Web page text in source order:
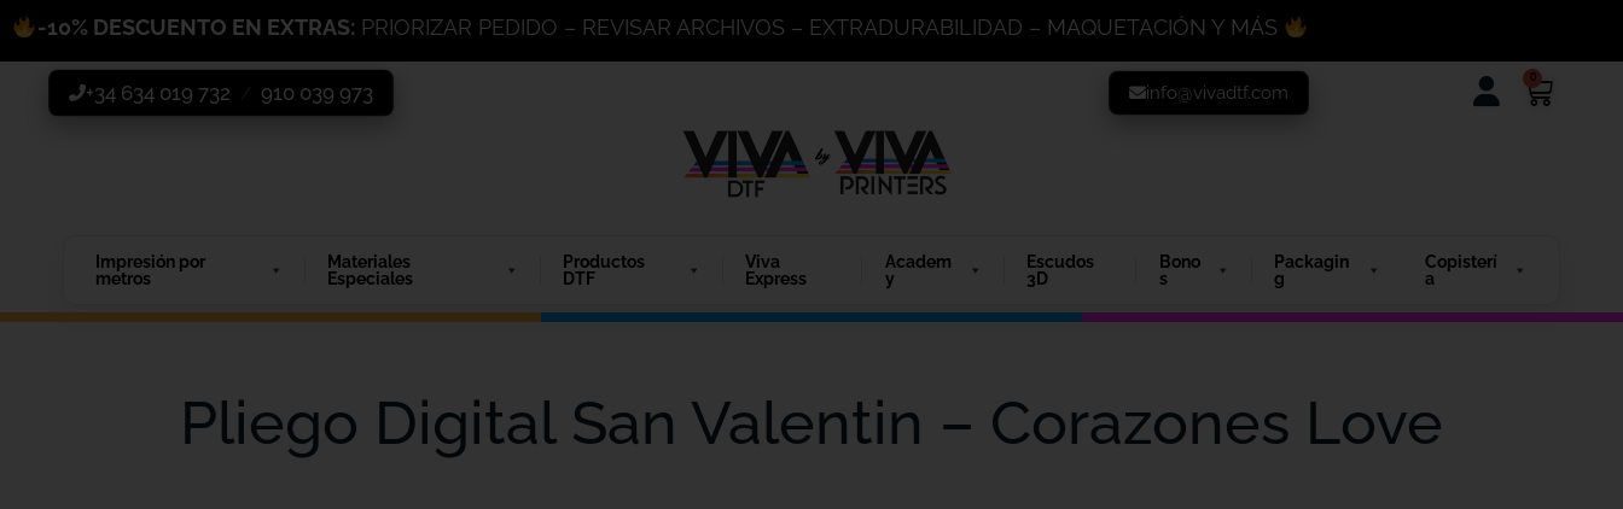
-10% DESCUENTO EN EXTRAS: PRIORIZAR PEDIDO – REVISAR ARCHIVOS – EXTRADURABILIDAD – MAQUETACIÓN Y MÁS
0
+34 634 019 732 910 039 973 info@vivadtf.com
Impresión por
metros
Materiales
Especiales
Productos
DTF
Viva
Express
Academ
y
Escudos
3D
Bono
s
Packagin
g
Copisterí
a
Pliego Digital San Valentin – Corazones Love